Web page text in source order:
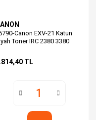
Canon EXV-21 Katun
Toner IRC 2380 3380
TL